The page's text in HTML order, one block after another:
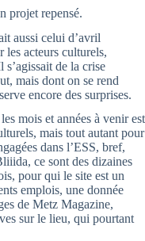
projet repensé.
aussi celui d’avril
les acteurs culturels,
de la crise
mais dont on se rend
encore des surprises.
mois et années à venir est
mais tout autant pour
dans l’ESS, bref,
ce sont des dizaines
pour qui le site est un
emplois, une donnée
de Metz Magazine,
sur le lieu, qui pourtant